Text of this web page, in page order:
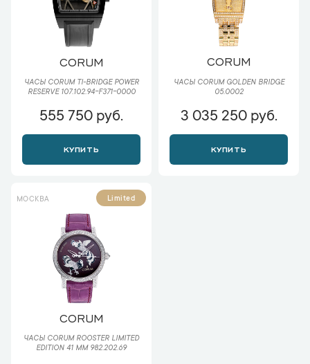
CORUM
ЧАСЫ CORUM TI-BRIDGE POWER
RESERVE 107.102.94-F371-0000
555 750 руб.
КУПИТЬ
CORUM
ЧАСЫ CORUM GOLDEN BRIDGE
05.0002
3 035 250 руб.
КУПИТЬ
МОСКВА Limited
CORUM
ЧАСЫ CORUM ROOSTER LIMITED
EDITION 41 MM 982.202.69